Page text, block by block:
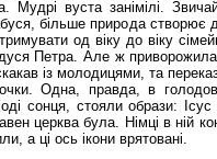
Мудрі вуста занімілі.
більше природа створює
од віку до віку
Петра. Але ж
із молодицями, та
Одна, правда, в
сонця, стояли образи:
церква була. Німці в ній
а ці ось ікони врятовані.